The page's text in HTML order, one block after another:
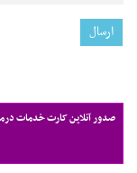
صدور آنلاین کارت خدمات